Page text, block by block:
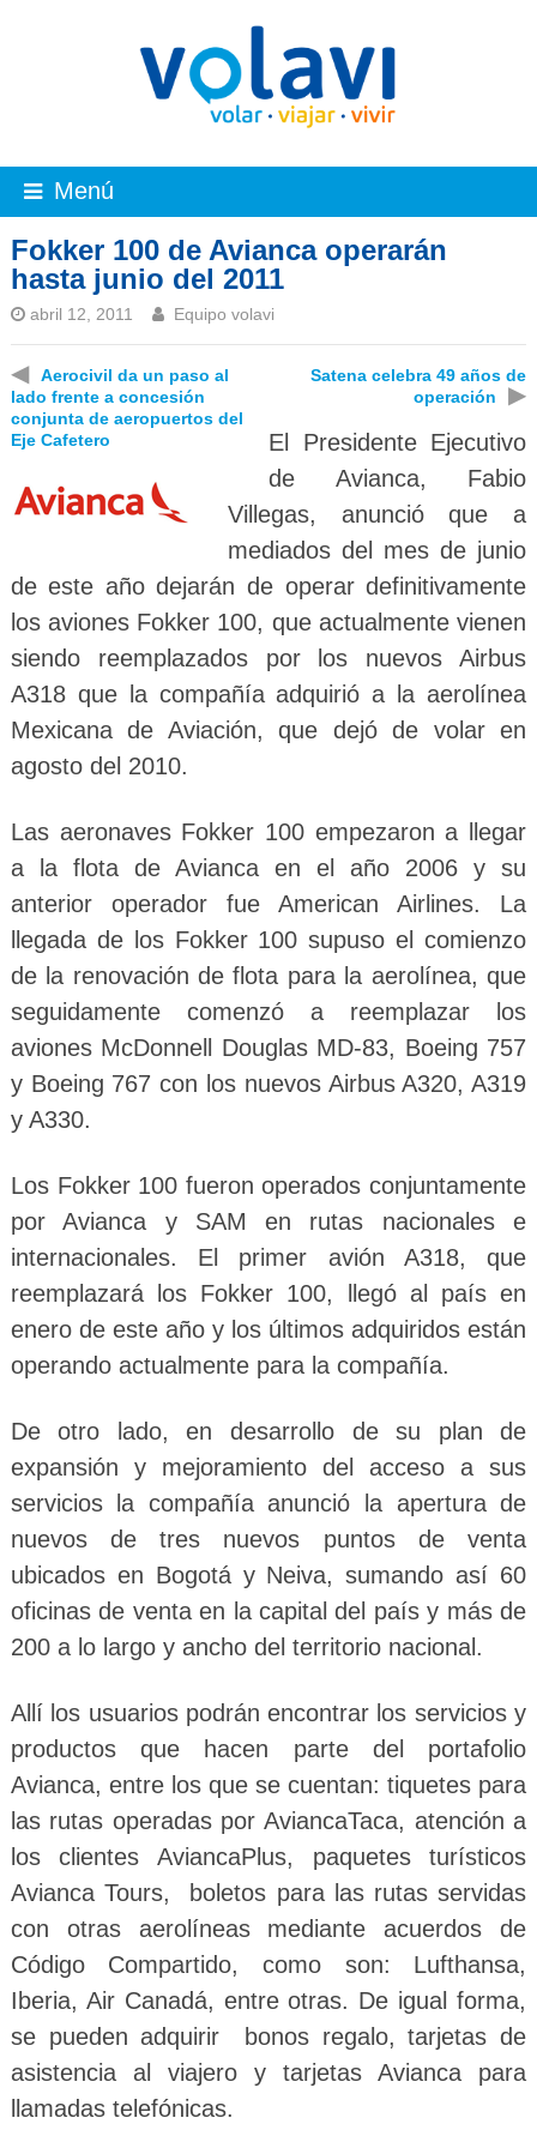
Menú
Fokker 100 de Avianca operarán
hasta junio del 2011
abril 12, 2011 Equipo volavi
◀
Aerocivil da un paso al
lado frente a concesión
conjunta de aeropuertos del
Eje Cafetero
Satena celebra 49 años de
operación
▶
El Presidente Ejecutivo
de Avianca, Fabio
Villegas, anunció que a
mediados del mes de junio
de este año dejarán de operar definitivamente
los aviones Fokker 100, que actualmente vienen
siendo reemplazados por los nuevos Airbus
A318 que la compañía adquirió a la aerolínea
Mexicana de Aviación, que dejó de volar en
agosto del 2010.
Las aeronaves Fokker 100 empezaron a llegar
a la flota de Avianca en el año 2006 y su
anterior operador fue American Airlines. La
llegada de los Fokker 100 supuso el comienzo
de la renovación de flota para la aerolínea, que
seguidamente comenzó a reemplazar los
aviones McDonnell Douglas MD-83, Boeing 757
y Boeing 767 con los nuevos Airbus A320, A319
y A330.
Los Fokker 100 fueron operados conjuntamente
por Avianca y SAM en rutas nacionales e
internacionales. El primer avión A318, que
reemplazará los Fokker 100, llegó al país en
enero de este año y los últimos adquiridos están
operando actualmente para la compañía.
De otro lado, en desarrollo de su plan de
expansión y mejoramiento del acceso a sus
servicios la compañía anunció la apertura de
nuevos de tres nuevos puntos de venta
ubicados en Bogotá y Neiva, sumando así 60
oficinas de venta en la capital del país y más de
200 a lo largo y ancho del territorio nacional.
Allí los usuarios podrán encontrar los servicios y
productos que hacen parte del portafolio
Avianca, entre los que se cuentan: tiquetes para
las rutas operadas por AviancaTaca, atención a
los clientes AviancaPlus, paquetes turísticos
Avianca Tours, boletos para las rutas servidas
con otras aerolíneas mediante acuerdos de
Código Compartido, como son: Lufthansa,
Iberia, Air Canadá, entre otras. De igual forma,
se pueden adquirir bonos regalo, tarjetas de
asistencia al viajero y tarjetas Avianca para
llamadas telefónicas.